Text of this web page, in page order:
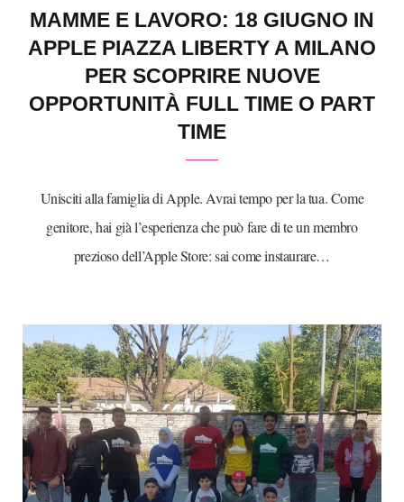
MAMME E LAVORO: 18 GIUGNO IN
APPLE PIAZZA LIBERTY A MILANO
PER SCOPRIRE NUOVE
OPPORTUNITÀ FULL TIME O PART
TIME
Unisciti alla famiglia di Apple. Avrai tempo per la tua. Come
genitore, hai già l’esperienza che può fare di te un membro
prezioso dell’Apple Store: sai come instaurare…